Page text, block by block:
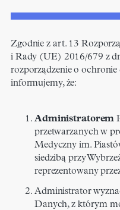
Zgodnie z art. 13
i Rady (UE) 2016/679 z
rozporządzenie o
informujemy, że:
Administratorem
przetwarzanych w
Medyczny im.
siedzibą przy
reprezentowany
Administrator
Danych, z którym